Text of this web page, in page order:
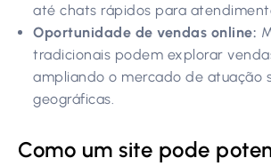
até chats rápidos para
Oportunidade de vendas online:
tradicionais podem explorar
ampliando o mercado de atuação
geográficas.
Como um site pode